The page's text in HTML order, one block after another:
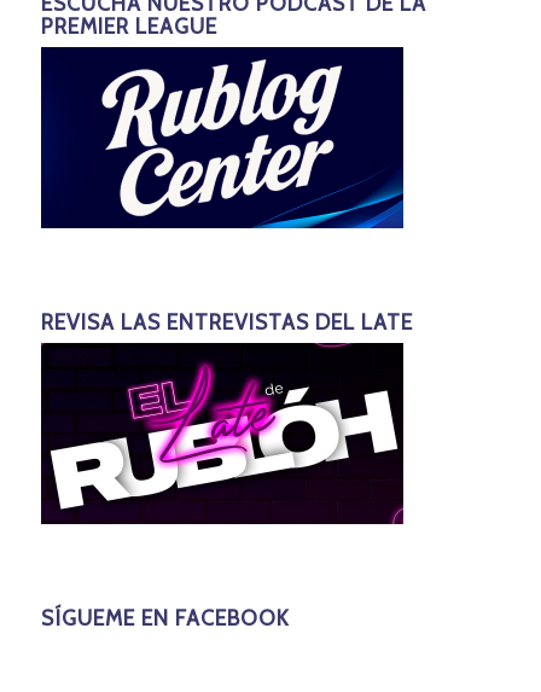
PREMIER LEAGUE
REVISA LAS ENTREVISTAS DEL LATE
SÍGUEME EN FACEBOOK